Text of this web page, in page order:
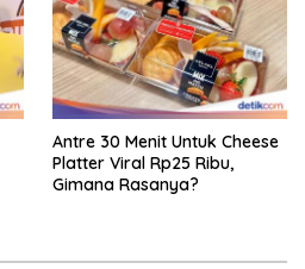
Antre 30 Menit Untuk Cheese
Platter Viral Rp25 Ribu,
Gimana Rasanya?